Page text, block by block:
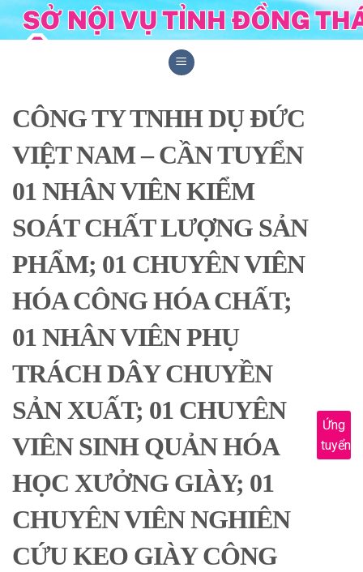
Skip
to
CÔNG TY TNHH DỤ ĐỨC
VIỆT NAM – CẦN TUYỂN
01 NHÂN VIÊN KIỂM
SOÁT CHẤT LƯỢNG SẢN
PHẨM; 01 CHUYÊN VIÊN
HÓA CÔNG HÓA CHẤT;
01 NHÂN VIÊN PHỤ
TRÁCH DÂY CHUYỀN
SẢN XUẤT; 01 CHUYÊN
VIÊN SINH QUẢN HÓA
HỌC XƯỞNG GIÀY; 01
CHUYÊN VIÊN NGHIÊN
CỨU KEO GIÀY CÔNG
Ứng
tuyển